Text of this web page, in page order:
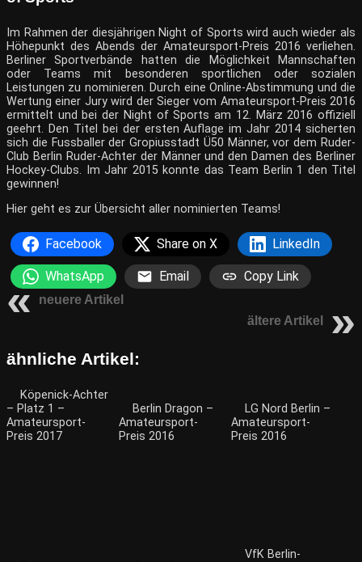
Im Rahmen der diesjährigen Night of Sports wird auch wieder als
Höhepunkt des Abends der Amateursport-Preis 2016 verliehen.
Berliner Sportverbände hatten die Möglichkeit Mannschaften
oder Teams mit besonderen sportlichen oder sozialen
Leistungen zu nominieren. Durch eine Online-Abstimmung und die
Wertung einer Jury wird der Sieger vom Amateursport-Preis 2016
ermittelt und bei der Night of Sports am 12. März 2016 offiziell
geehrt. Den Titel bei der ersten Auflage im Jahr 2014 sicherten
sich die Fussballer der Gropiusstadt Ü50 Männer, vor dem Ruder-
Club Berlin Ruder-Achter der Männer und den Damen des Berliner
Hockey-Clubs. Im Jahr 2015 konnte das Team Berlin 1 den Titel
gewinnen!
Hier geht es zur Übersicht aller nominierten Teams!
Facebook Share on X LinkedIn
WhatsApp Email Copy Link
neuere Artikel
ältere Artikel
ähnliche Artikel:
Köpenick-Achter
– Platz 1 –
Amateursport-
Preis 2017
Berlin Dragon –
Amateursport-
Preis 2016
LG Nord Berlin –
Amateursport-
Preis 2016
VfK Berlin-